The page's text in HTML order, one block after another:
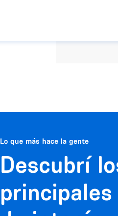
Lo que más hace la gente
Descubrí